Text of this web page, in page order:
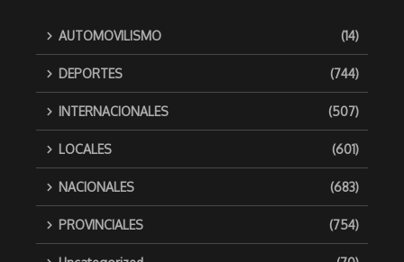
AUTOMOVILISMO (14)
DEPORTES (744)
INTERNACIONALES (507)
LOCALES (601)
NACIONALES (683)
PROVINCIALES (754)